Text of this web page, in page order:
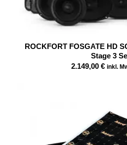
ROCKFORT FOSGATE HD
Stage 3
2.149,00 € inkl.